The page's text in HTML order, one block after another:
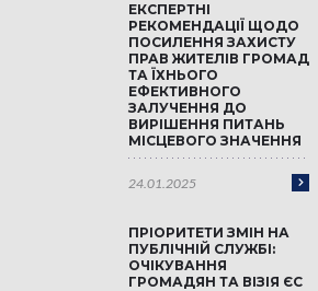
ЕКСПЕРТНІ
РЕКОМЕНДАЦІЇ ЩОДО
ПОСИЛЕННЯ ЗАХИСТУ
ПРАВ ЖИТЕЛІВ ГРОМАД
ТА ЇХНЬОГО
ЕФЕКТИВНОГО
ЗАЛУЧЕННЯ ДО
ВИРІШЕННЯ ПИТАНЬ
МІСЦЕВОГО ЗНАЧЕННЯ
24.01.2025
ПРІОРИТЕТИ ЗМІН НА
ПУБЛІЧНІЙ СЛУЖБІ:
ОЧІКУВАННЯ
ГРОМАДЯН ТА ВІЗІЯ ЄС